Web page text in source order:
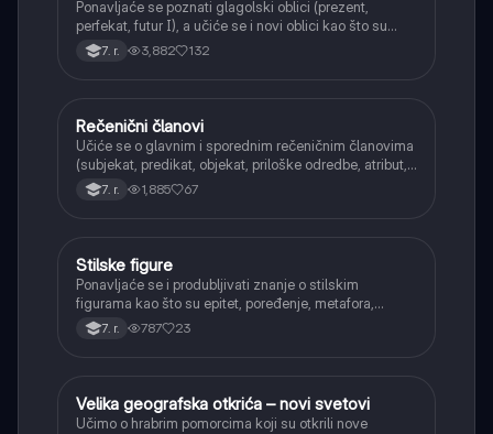
Ponavljaće se poznati glagolski oblici (prezent,
perfekat, futur I), a učiće se i novi oblici kao što su
aorist, imperfekat, pluskvamperfekat, futur II, kao i
glagolski prilozi i pridevi.
7. r. 3,882 132
Srpski jezik
Rečenični članovi
Učiće se o glavnim i sporednim rečeničnim članovima
(subjekat, predikat, objekat, priloške odredbe, atribut,
apozicija) i njihovoj funkciji.
7. r. 1,885 67
Srpski jezik
Stilske figure
Ponavljaće se i produbljivati znanje o stilskim
figurama kao što su epitet, poređenje, metafora,
personifikacija, hiperbola, onomatopeja, aliteracija i
asonanca, razumevajući njihovu ulogu u tekstu.
7. r. 787 23
Istorija
Velika geografska otkrića – novi svetovi
Učimo o hrabrim pomorcima koji su otkrili nove